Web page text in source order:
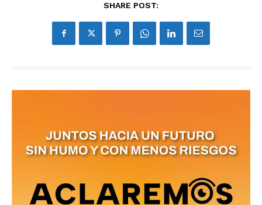
últimas noticias
reducción de daños en tu correo
electrónico.
receive all the news of vaping and
tobacco harm reduction in your email.
SHARE POST: